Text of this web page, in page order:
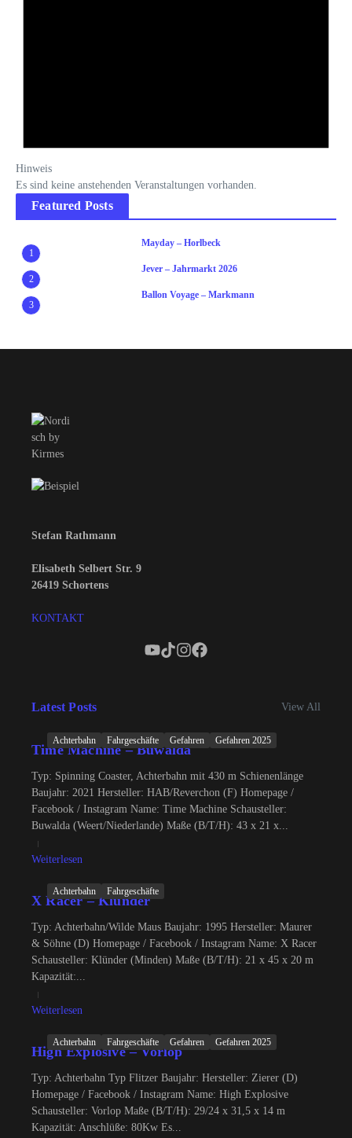
Hinweis
Es sind keine anstehenden Veranstaltungen vorhanden.
Featured Posts
1
Mayday – Horlbeck
2
Jever – Jahrmarkt 2026
3
Ballon Voyage – Markmann
Stefan Rathmann
Elisabeth Selbert Str. 9
26419 Schortens
KONTAKT
Latest Posts View All
Achterbahn Fahrgeschäfte Gefahren Gefahren 2025
Time Machine – Buwalda
Typ: Spinning Coaster, Achterbahn mit 430 m Schienenlänge
Baujahr: 2021 Hersteller: HAB/Reverchon (F) Homepage /
Facebook / Instagram Name: Time Machine Schausteller:
Buwalda (Weert/Niederlande) Maße (B/T/H): 43 x 21 x...
Weiterlesen
Achterbahn Fahrgeschäfte
X Racer – Klünder
Typ: Achterbahn/Wilde Maus Baujahr: 1995 Hersteller: Maurer
& Söhne (D) Homepage / Facebook / Instagram Name: X Racer
Schausteller: Klünder (Minden) Maße (B/T/H): 21 x 45 x 20 m
Kapazität:...
Weiterlesen
Achterbahn Fahrgeschäfte Gefahren Gefahren 2025
High Explosive – Vorlop
Typ: Achterbahn Typ Flitzer Baujahr: Hersteller: Zierer (D)
Homepage / Facebook / Instagram Name: High Explosive
Schausteller: Vorlop Maße (B/T/H): 29/24 x 31,5 x 14 m
Kapazität: Anschlüße: 80Kw Es...